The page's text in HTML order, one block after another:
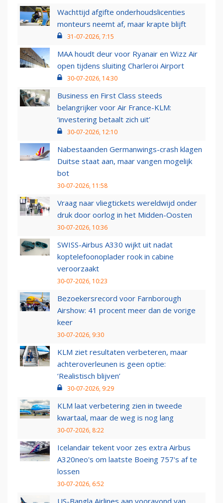
Wachttijd afgifte onderhoudslicenties
monteurs neemt af, maar krapte blijft
31-07-2026, 7:15
MAA houdt deur voor Ryanair en Wizz Air
open tijdens sluiting Charleroi Airport
30-07-2026, 14:30
Business en First Class steeds
belangrijker voor Air France-KLM:
‘investering betaalt zich uit’
30-07-2026, 12:10
Nabestaanden Germanwings-crash klagen
Duitse staat aan, maar vangen mogelijk
bot
30-07-2026, 11:58
Vraag naar vliegtickets wereldwijd onder
druk door oorlog in het Midden-Oosten
30-07-2026, 10:36
SWISS-Airbus A330 wijkt uit nadat
koptelefoonoplader rook in cabine
veroorzaakt
30-07-2026, 10:23
Bezoekersrecord voor Farnborough
Airshow: 41 procent meer dan de vorige
keer
30-07-2026, 9:30
KLM ziet resultaten verbeteren, maar
achteroverleunen is geen optie:
‘Realistisch blijven’
30-07-2026, 9:29
KLM laat verbetering zien in tweede
kwartaal, maar de weg is nog lang
30-07-2026, 8:22
Icelandair tekent voor zes extra Airbus
A320neo's om laatste Boeing 757's af te
lossen
30-07-2026, 6:52